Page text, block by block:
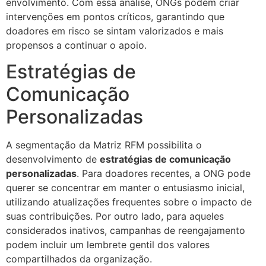
intervenções em pontos críticos, garantindo que
doadores em risco se sintam valorizados e mais
propensos a continuar o apoio.
Estratégias de
Comunicação
Personalizadas
A segmentação da Matriz RFM possibilita o
desenvolvimento de estratégias de comunicação
personalizadas. Para doadores recentes, a ONG pode
querer se concentrar em manter o entusiasmo inicial,
utilizando atualizações frequentes sobre o impacto de
suas contribuições. Por outro lado, para aqueles
considerados inativos, campanhas de reengajamento
podem incluir um lembrete gentil dos valores
compartilhados da organização.